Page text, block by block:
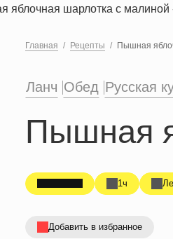
Главная Рецепты Пышная
Ланч Обед Русская
Пышная
1ч
Добавить в избранное